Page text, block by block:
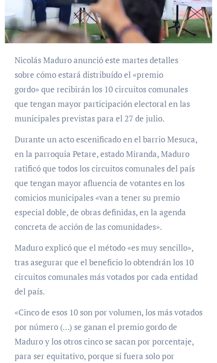
Nicolás Maduro anunció este martes detalles
sobre cómo estará distribuído el «premio
gordo» que recibirán los 10 circuitos comunales
que tengan mayor participación electoral en las
municipales previstas para el 27 de julio.
Durante un acto escenificado en el barrio Mesuca,
en la parroquia Petare, estado Miranda, Maduro
ratificó que todos los circuitos comunales del país
que tengan mayor afluencia de votantes en los
comicios municipales «van a tener su premio
especial doble, de obras definidas, en la agenda
concreta de acción de las comunidades».
Maduro explicó que el método «es muy sencillo»,
tras asegurar que el beneficio lo obtendrán los 10
circuitos comunales más votados por cada entidad
del país.
«Cinco de esos 10 son por volumen, los más votados
por número (…) se ganan el premio gordo de
Maduro y los otros cinco se sacan por porcentaje,
para ser equitativo, porque si fuera solo por